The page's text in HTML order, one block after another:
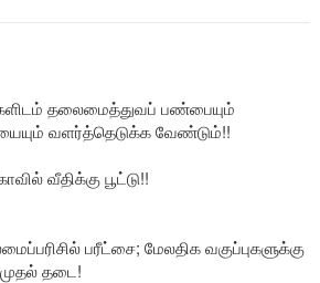
தலைமைத்துவப் பண்பையும்
வளர்த்தெடுக்க வேண்டும்!!
வீதிக்கு பூட்டு!!
பரீட்சை; மேலதிக வகுப்புகளுக்கு
முதல் தடை!